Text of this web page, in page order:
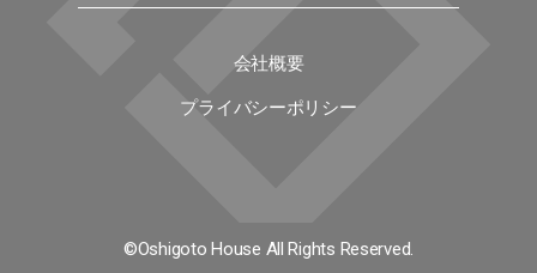
会社概要
プライバシーポリシー
©Oshigoto House All Rights Reserved.